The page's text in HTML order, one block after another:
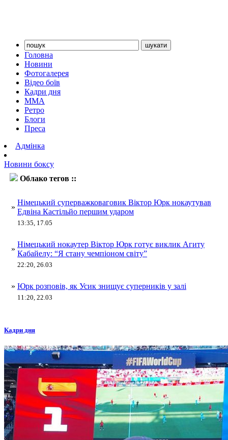
Головна
Новини
Фотогалерея
Відео боїв
Кадри дня
ММА
Ретро
Блоги
Преса
Адмінка
Новини боксу
Облако тегов ::
»
Німецький суперважковаговик Віктор Юрк нокаутував
Едвіна Кастільйо першим ударом
13:35, 17.05
»
Німецький нокаутер Віктор Юрк готує виклик Агиту
Кабайелу: “Я стану чемпіоном світу”
22:20, 26.03
» Юрк розповів, як Усик знищує суперників у залі
11:20, 22.03
Кадри дня